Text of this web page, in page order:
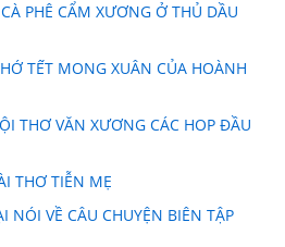
CÀ PHÊ CẨM XƯƠNG Ở THỦ DẦU
TẾT MONG XUÂN CỦA HOÀNH
THƠ VĂN XƯƠNG CÁC HOP ĐẦU
THƠ TIỄN MẸ
NÓI VỀ CÂU CHUYỆN BIÊN TẬP